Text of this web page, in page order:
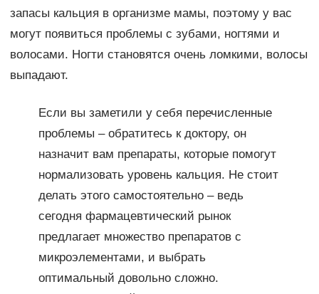
запасы кальция в организме мамы, поэтому у вас
могут появиться проблемы с зубами, ногтями и
волосами. Ногти становятся очень ломкими, волосы
выпадают.
Если вы заметили у себя перечисленные
проблемы – обратитесь к доктору, он
назначит вам препараты, которые помогут
нормализовать уровень кальция. Не стоит
делать этого самостоятельно – ведь
сегодня фармацевтический рынок
предлагает множество препаратов с
микроэлементами, и выбрать
оптимальный довольно сложно.